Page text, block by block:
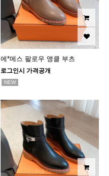
에*메스 팔로우 앵클 부츠
로그인시 가격공개
NEW